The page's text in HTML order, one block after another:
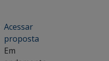
Acessar
proposta
Em